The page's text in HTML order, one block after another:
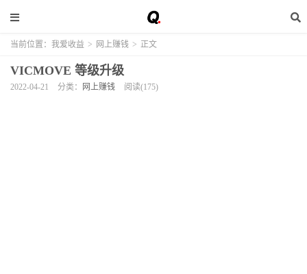
当前位置： 我爱收益 > 网上赚钱 > 正文
VICMOVE 等级升级
2022-04-21 分类： 网上赚钱 阅读(175)